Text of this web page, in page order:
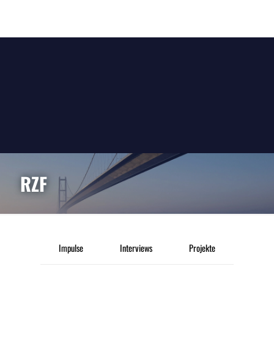
RZF
Impulse Interviews Projekte